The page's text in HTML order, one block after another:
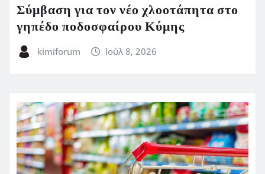
Σύμβαση για τον νέο χλοοτάπητα στο
γηπέδο ποδοσφαίρου Κύμης
kimiforum Ιούλ 8, 2026